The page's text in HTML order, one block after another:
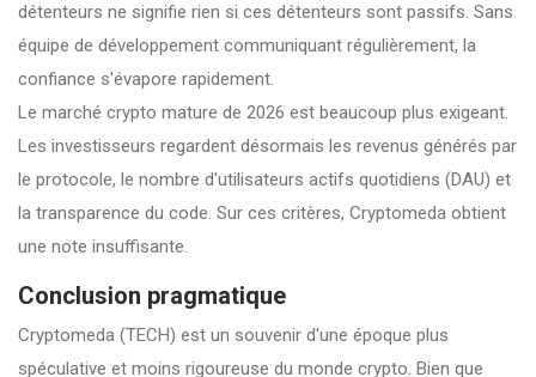
détenteurs ne signifie rien si ces détenteurs sont passifs. Sans
équipe de développement communiquant régulièrement, la
confiance s'évapore rapidement.
Le marché crypto mature de 2026 est beaucoup plus exigeant.
Les investisseurs regardent désormais les revenus générés par
le protocole, le nombre d'utilisateurs actifs quotidiens (DAU) et
la transparence du code. Sur ces critères, Cryptomeda obtient
une note insuffisante.
Conclusion pragmatique
Cryptomeda (TECH) est un souvenir d'une époque plus
spéculative et moins rigoureuse du monde crypto. Bien que